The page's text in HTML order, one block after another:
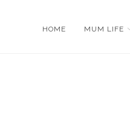
HOME MUM LIFE